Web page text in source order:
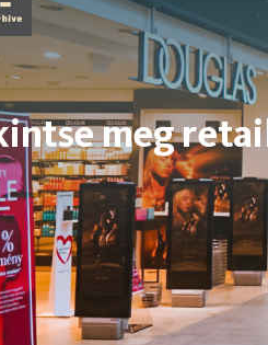
meg